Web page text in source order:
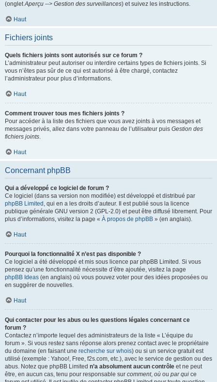
(ongletAperçu --> Gestion des surveillances) et suivez les instructions.
Haut
Fichiers joints
Quels fichiers joints sont autorisés sur ce forum ?
L’administrateur peut autoriser ou interdire certains types de fichiers joints. Si
vous n’êtes pas sûr de ce qui est autorisé à être chargé, contactez
l’administrateur pour plus d’informations.
Haut
Comment trouver tous mes fichiers joints ?
Pour accéder à la liste des fichiers que vous avez joints à vos messages et
messages privés, allez dans votre panneau de l’utilisateur puis Gestion des
fichiers joints.
Haut
Concernant phpBB
Qui a développé ce logiciel de forum ?
Ce logiciel (dans sa version non modifiée) est développé et distribué par
phpBB Limited , qui en a les droits d’auteur. Il est publié sous la licence
publique générale GNU version 2 (GPL-2.0) et peut être diffusé librement. Pour
plus d’informations, visitez la page « À propos de phpBB » (en anglais).
Haut
Pourquoi la fonctionnalité X n’est pas disponible ?
Ce logiciel a été développé et mis sous licence par phpBB Limited. Si vous
pensez qu’une fonctionnalité nécessite d’être ajoutée, visitez la page
phpBB Ideas (en anglais) où vous pouvez voter pour des idées proposées ou
en suggérer de nouvelles.
Haut
Qui contacter pour les abus ou les questions légales concernant ce
forum ?
Contactez n’importe lequel des administrateurs de la liste « L’équipe du
forum ». Si vous restez sans réponse alors prenez contact avec le propriétaire
du domaine (en faisant une recherche sur whois) ou si un service gratuit est
utilisé (exemple : Yahoo!, Free, f2s.com, etc.), avec le service de gestion ou des
abus. Notez que phpBB Limited n’a absolument aucun contrôle et ne peut
être, en aucun cas, tenu pour responsable sur comment, où ou par qui ce